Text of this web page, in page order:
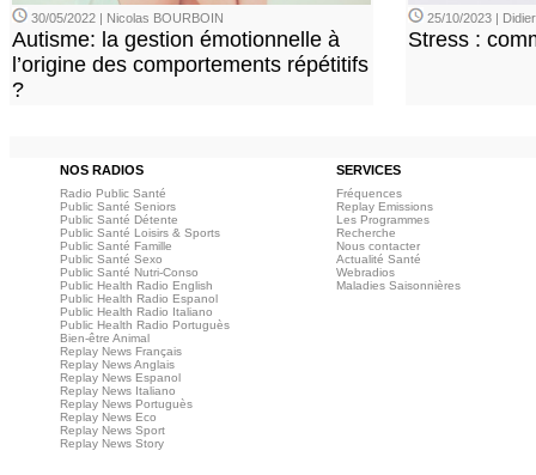
30/05/2022 | Nicolas BOURBOIN
Autisme: la gestion émotionnelle à
l’origine des comportements répétitifs
?
25/10/2023 |
Stress :
NOS RADIOS SERVICES
Radio Public Santé
Public Santé Seniors
Public Santé Détente
Public Santé Loisirs & Sports
Public Santé Famille
Public Santé Sexo
Public Santé Nutri-Conso
Public Health Radio English
Public Health Radio Espanol
Public Health Radio Italiano
Public Health Radio Portuguès
Bien-être Animal
Replay News Français
Replay News Anglais
Replay News Espanol
Replay News Italiano
Replay News Portuguès
Replay News Eco
Replay News Sport
Replay News Story
Fréquences
Replay Emissions
Les Programmes
Recherche
Nous contacter
Actualité Santé
Webradios
Maladies Saisonnières